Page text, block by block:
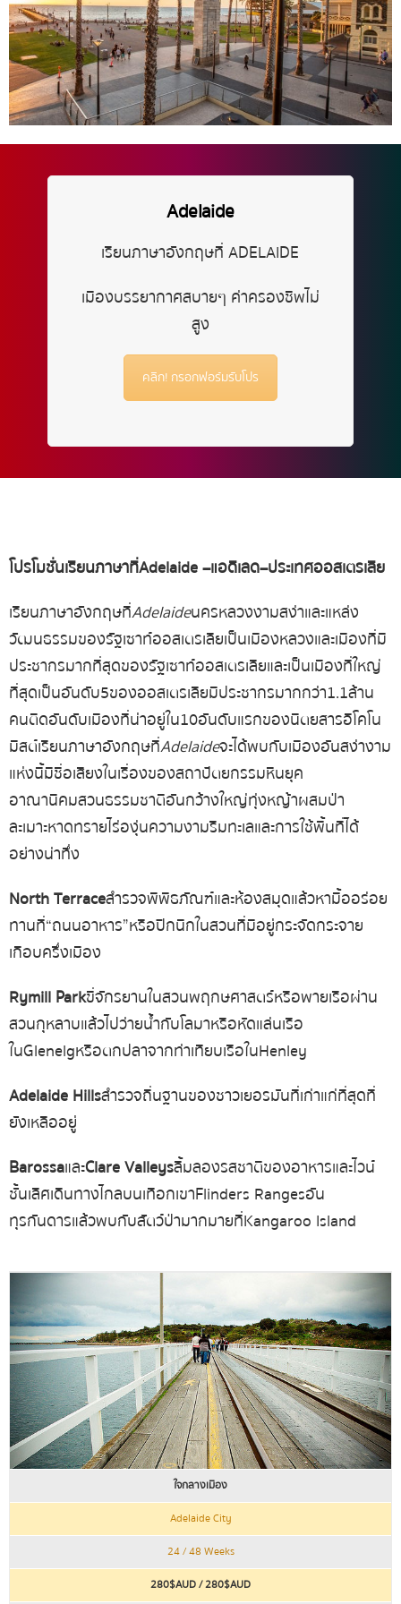
Adelaide
เรียนภาษาอังกฤษที่ ADELAIDE
เมืองบรรยากาศสบายๆ ค่าครองชีพไม่
สูง
คลิก! กรอกฟอร์มรับโปร
โปรโมชั่นเรียนภาษาที่Adelaide –แอดิเลด–ประเทศออสเตรเลีย
เรียนภาษาอังกฤษที่Adelaideนครหลวงงามสง่าและแหล่ง
วัฒนธรรมของรัฐเซาท์ออสเตรเลีย เป็นเมืองหลวงและเมืองที่มี
ประชากรมากที่สุดของรัฐเซาท์ออสเตรเลีย และเป็นเมืองที่ใหญ่
ที่สุดเป็นอันดับ 5 ของออสเตรเลีย มีประชากรมากกว่า 1.1 ล้าน
คน ติดอันดับเมืองที่น่าอยู่ใน 10 อันดับแรกของ นิตยสารอีโคโน
มิสต์ เรียนภาษาอังกฤษที่Adelaideจะได้พบกับเมืองอันสง่างาม
แห่งนี้มีชื่อเสียงในเรื่องของสถาปัตยกรรมหินยุค
อาณานิคม สวนธรรมชาติอันกว้างใหญ่ ทุ่งหญ้าผสมป่า
ละเมาะ หาดทราย ไร่องุ่น ความงามริมทะเล และการใช้พื้นที่ได้
อย่างน่าทึ่ง
North Terraceสำรวจพิพิธภัณฑ์และห้องสมุด แล้วหามื้ออร่อย
ทานที่ “ถนนอาหาร” หรือปิกนิกในสวนที่มีอยู่กระจัดกระจาย
เกือบครึ่งเมือง
Rymill Parkขี่จักรยานในสวนพฤกษศาสตร์ หรือพายเรือผ่าน
สวนกุหลาบ แล้วไปว่ายน้ำกับโลมา หรือหัดแล่นเรือ
ใน Glenelg หรือตกปลาจากท่าเทียบเรือใน Henley
Adelaide Hillsสำรวจถิ่นฐานของชาวเยอรมันที่เก่าแก่ที่สุดที่
ยังเหลืออยู่
BarossaและClare Valleysลิ้มลองรสชาติของอาหารและไวน์
ชั้นเลิศ เดินทางไกลบนเทือกเขา Flinders Ranges อัน
ทุรกันดาร แล้วพบกับสัตว์ป่ามากมายที่ Kangaroo Island
ใจกลางเมือง
Adelaide City
24 / 48 Weeks
280$AUD / 280$AUD